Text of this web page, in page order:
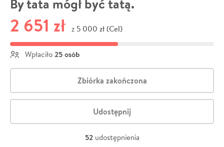
By tata mógł być tatą.
2 651 zł z 5 000 zł (Cel)
Wpłaciło 25 osób
Zbiórka zakończona
Udostępnij
52 udostępnienia